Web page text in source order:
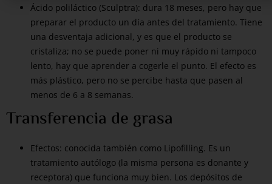
Ácido poliláctico (Sculptra): dura 18 meses, pero hay que
preparar el producto un día antes del tratamiento. Tiene
una desventaja adicional, y es que el producto se
cristaliza; no se puede poner ni muy rápido ni tampoco
lento, hay que aprender a cogerle el punto. El efecto es
más plástico, pero no se percibe hasta que pasen al
menos de 6 a 8 semanas.
Transferencia de grasa
Efectos: conocida también como Lipofilling. Es un
tratamiento autólogo (la misma persona es donante y
receptora) que funciona muy bien. Los depósitos de